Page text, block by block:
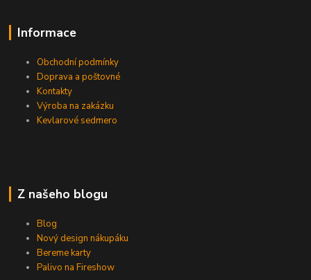
Informace
Obchodní podmínky
Doprava a poštovné
Kontakty
Výroba na zakázku
Kevlarové sedmero
Z našeho blogu
Blog
Nový design nákupáku
Bereme karty
Palivo na Fireshow